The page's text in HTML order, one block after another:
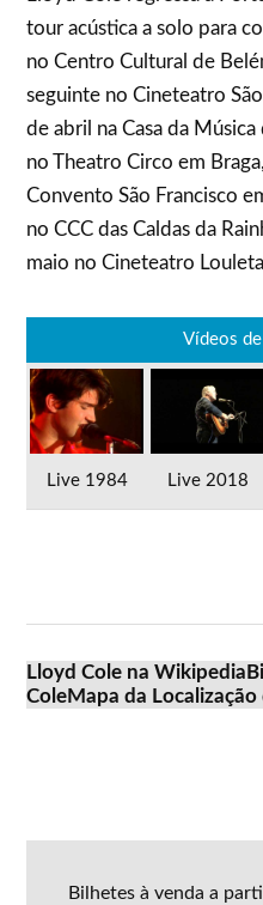
tour acústica a solo para
no Centro Cultural de
seguinte no Cineteatro
de abril na Casa da
no Theatro Circo em
Convento São Francisco
no CCC das Caldas da
maio no Cineteatro
Vídeos
Live 1984 Live 2018
Lloyd Cole na Wikipedia
ColeMapa da
Bilhetes à venda a